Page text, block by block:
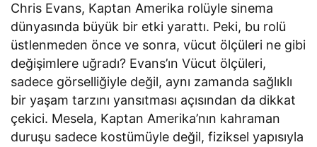
Chris Evans, Kaptan Amerika rolüyle sinema
dünyasında büyük bir etki yarattı. Peki, bu rolü
üstlenmeden önce ve sonra, vücut ölçüleri ne gibi
değişimlere uğradı? Evans’ın Vücut ölçüleri,
sadece görselliğiyle değil, aynı zamanda sağlıklı
bir yaşam tarzını yansıtması açısından da dikkat
çekici. Mesela, Kaptan Amerika’nın kahraman
duruşu sadece kostümüyle değil, fiziksel yapısıyla